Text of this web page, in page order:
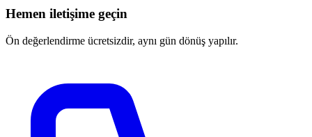
Hemen iletişime geçin
Ön değerlendirme ücretsizdir, aynı gün dönüş yapılır.